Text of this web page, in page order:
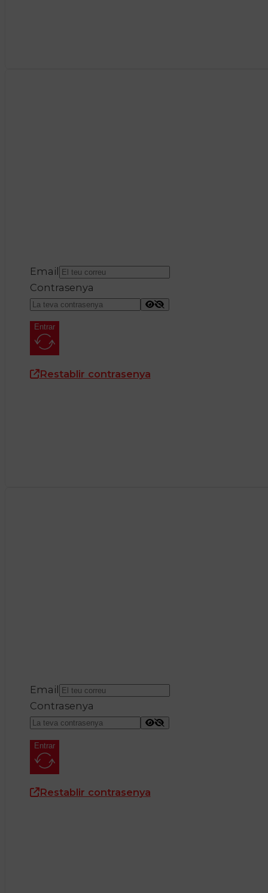
Email
Contrasenya
Entrar
Restablir contrasenya
Email
Contrasenya
Entrar
Restablir contrasenya